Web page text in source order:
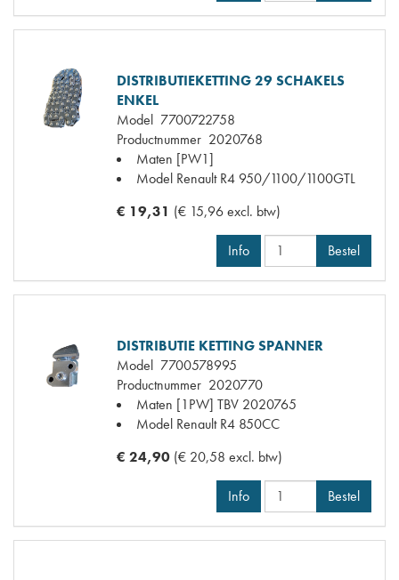
DISTRIBUTIEKETTING 29 SCHAKELS
ENKEL
Model 7700722758
Productnummer 2020768
Maten [PW1]
Model Renault R4 950/1100/1100GTL
€ 19,31 (€ 15,96 excl. btw)
Info Bestel
DISTRIBUTIE KETTING SPANNER
Model 7700578995
Productnummer 2020770
Maten [1PW] TBV 2020765
Model Renault R4 850CC
€ 24,90 (€ 20,58 excl. btw)
Info Bestel